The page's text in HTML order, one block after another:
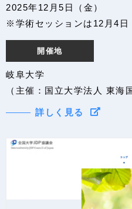
2025年12月5日（金）
※学術セッションは12月4日
開催地
岐阜大学
（主催：国立大学法人 東海
詳しく見る